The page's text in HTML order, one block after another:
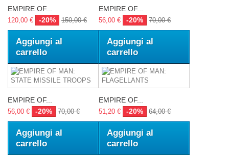
EMPIRE OF...
120,00 € -20% 150,00 €
Aggiungi al
carrello
EMPIRE OF...
56,00 € -20% 70,00 €
Aggiungi al
carrello
EMPIRE OF...
56,00 € -20% 70,00 €
Aggiungi al
carrello
EMPIRE OF...
51,20 € -20% 64,00 €
Aggiungi al
carrello